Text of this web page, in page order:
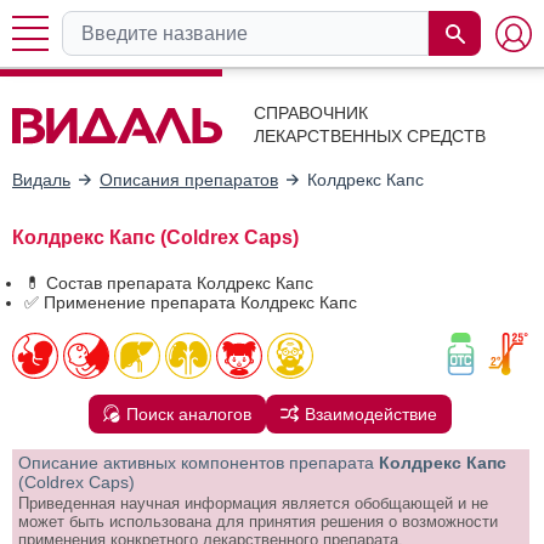
СПРАВОЧНИК
ЛЕКАРСТВЕННЫХ СРЕДСТВ
Видаль Описания препаратов Колдрекс Капс
Колдрекс Капс (Coldrex Caps)
💊 Состав препарата Колдрекс Капс
✅ Применение препарата Колдрекс Капс
Поиск аналогов Взаимодействие
Описание активных компонентов препарата Колдрекс Капс
(Coldrex Caps)
Приведенная научная информация является обобщающей и не
может быть использована для принятия решения о возможности
применения конкретного лекарственного препарата.